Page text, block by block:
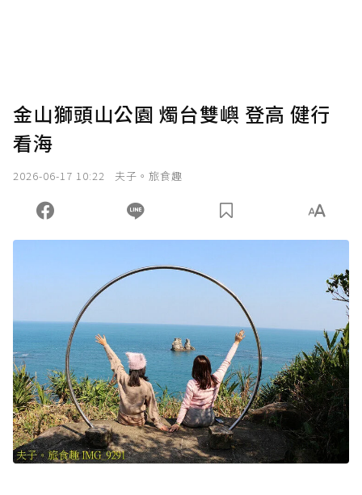
金山獅頭山公園 燭台雙嶼 登高 健行
看海
2026-06-17 10:22 夫子。旅食趣